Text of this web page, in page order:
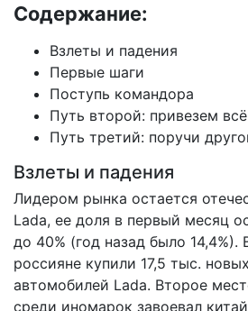
Содержание:
Взлеты и падения
Первые шаги
Поступь командора
Путь второй: привезем
Путь третий: поручи
Взлеты и падения
Лидером рынка остается
Lada, ее доля в первый месяц
до 40% (год назад было 14,4%).
россияне купили 17,5 тыс.
автомобилей Lada. Второе
среди иномарок завоевал